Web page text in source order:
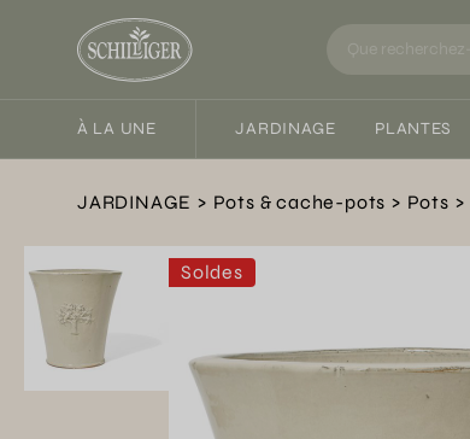
À LA UNE JARDINAGE PLANTES
JARDINAGE Pots & cache-pots Pots
Soldes